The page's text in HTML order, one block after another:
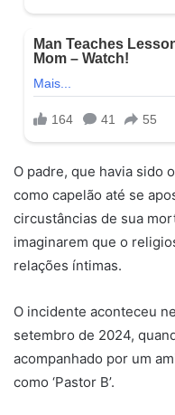
O padre, que havia sido
como capelão até se
circustâncias de sua
imaginarem que o
relações íntimas.
O incidente aconteceu
setembro de 2024,
acompanhado por um
como ‘Pastor B’.